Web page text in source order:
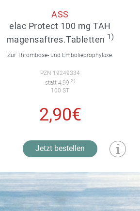
ASS
elac Protect 100 mg TAH
magensaftres.Tabletten 1)
Zur Thrombose- und Embolieprophylaxe.
PZN 19249334
statt 4,99 2)
100 ST
2,90€
Jetzt bestellen